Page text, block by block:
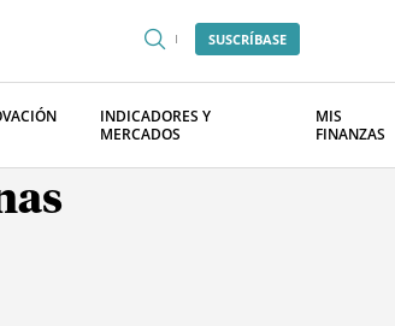
SUSCRÍBASE
INDICADORES Y
MERCADOS
MIS
FINANZAS